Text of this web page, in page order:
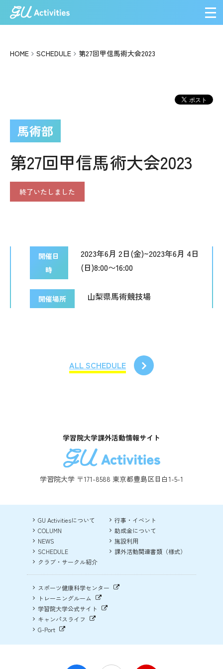
メ
HOME SCHEDULE 第27回甲信馬術大会2023
馬術部
第27回甲信馬術大会2023
終了いたしました
開催日
時
2023年6月 2日(金)~2023年6月 4日
(日)8:00〜16:00
開催場所 山梨県馬術競技場
ALL SCHEDULE
学習院大学課外活動情報サイト
学習院大学 〒171-8588 東京都豊島区目白1-5-1
GU Activitiesについて
COLUMN
NEWS
SCHEDULE
クラブ・サークル紹介
行事・イベント
助成金について
施設利用
課外活動関連書類（様式）
スポーツ健康科学センター
トレーニングルーム
学習院大学公式サイト
キャンパスライフ
G-Port